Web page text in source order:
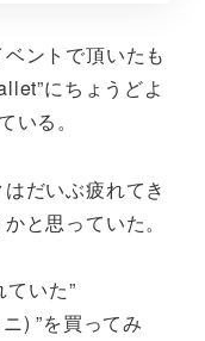
ントで頂いたも
にちょうどよ
いる。
だいぶ疲れてき
と思っていた。
いた”
) ”を買ってみ